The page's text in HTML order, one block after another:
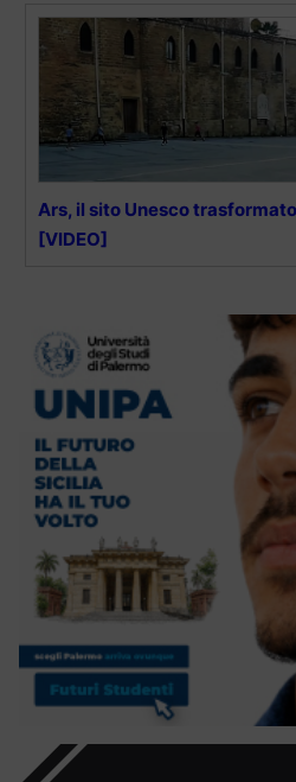
Ars, il sito Unesco
[VIDEO]